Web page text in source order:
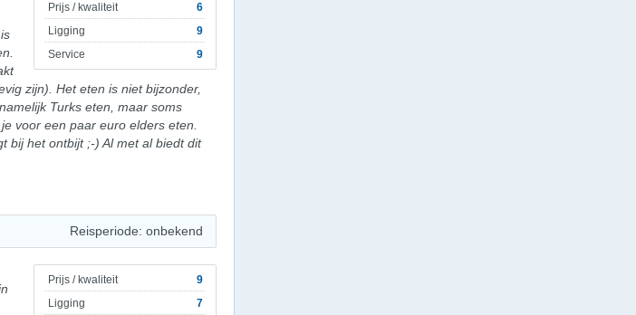
Prijs / kwaliteit
6
Ligging
9
Service
9
zijn). Het eten is niet bijzonder,
Turks eten, maar soms
voor een paar euro elders eten.
bij het ontbijt ;-) Al met al biedt dit
Reisperiode: onbekend
Prijs / kwaliteit
9
Ligging
7